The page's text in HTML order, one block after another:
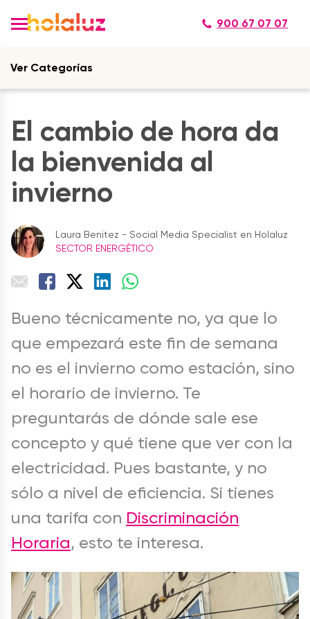
900 67 07 07
Ver Categorías
El cambio de hora da
la bienvenida al
invierno
Laura Benitez - Social Media Specialist en Holaluz
SECTOR ENERGÉTICO
Bueno técnicamente no, ya que lo
que empezará este fin de semana
no es el invierno como estación, sino
el horario de invierno. Te
preguntarás de dónde sale ese
concepto y qué tiene que ver con la
electricidad. Pues bastante, y no
sólo a nivel de eficiencia. Si tienes
una tarifa con Discriminación
Horaria, esto te interesa.